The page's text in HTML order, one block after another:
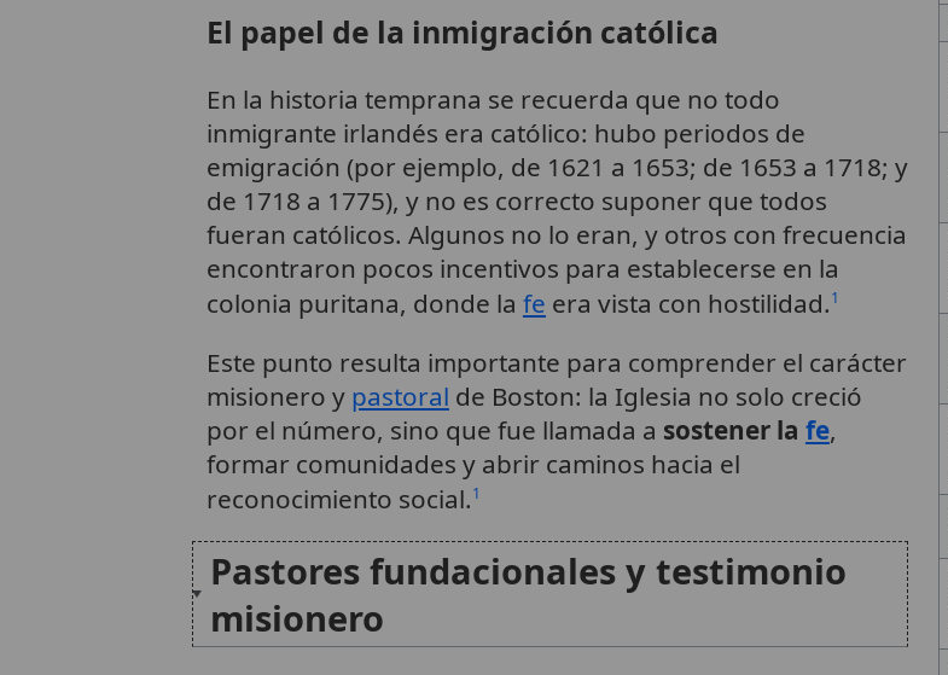
El papel de la inmigración católica
En la historia temprana se recuerda que no todo
inmigrante irlandés era católico: hubo periodos de
emigración (por ejemplo, de 1621 a 1653; de 1653 a 1718; y
de 1718 a 1775), y no es correcto suponer que todos
fueran católicos. Algunos no lo eran, y otros con frecuencia
encontraron pocos incentivos para establecerse en la
colonia puritana, donde la fe era vista con hostilidad.1
Este punto resulta importante para comprender el carácter
misionero y pastoral de Boston: la Iglesia no solo creció
por el número, sino que fue llamada a sostener la fe,
formar comunidades y abrir caminos hacia el
reconocimiento social.1
Pastores fundacionales y testimonio
misionero